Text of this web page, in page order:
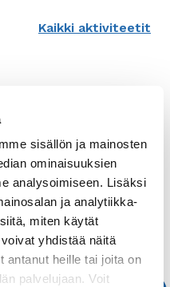
sisällön ja mainosten
ominaisuuksien
analysoimiseen. Lisäksi
ja analytiikka-
miten käytät
yhdistää näitä
antanut heille tai joita on
palvelujaan. Voit
Kaikki aktiviteetit